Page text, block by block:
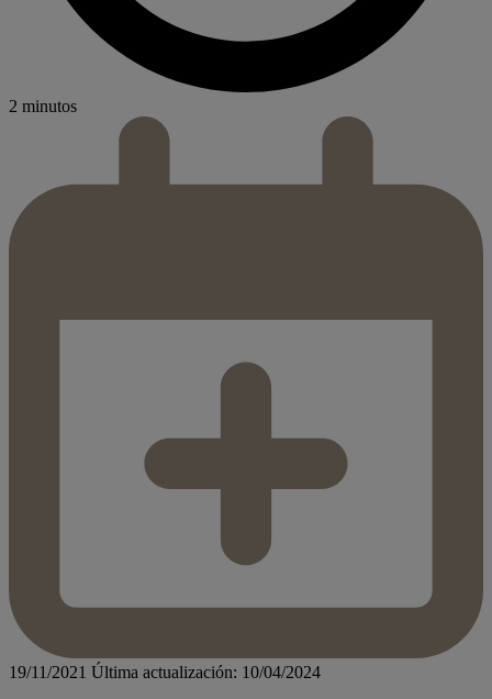
2 minutos
19/11/2021 Última actualización: 10/04/2024